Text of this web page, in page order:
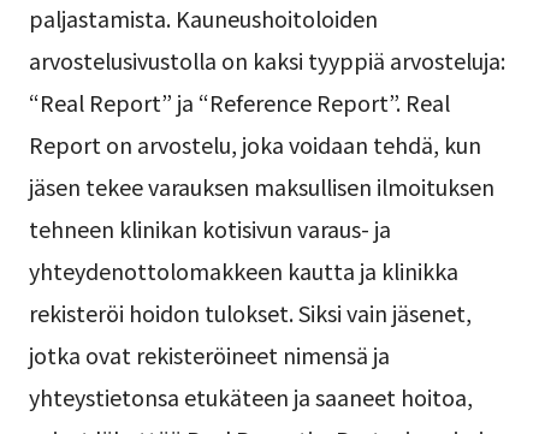
paljastamista. Kauneushoitoloiden
arvostelusivustolla on kaksi tyyppiä arvosteluja:
“Real Report” ja “Reference Report”. Real
Report on arvostelu, joka voidaan tehdä, kun
jäsen tekee varauksen maksullisen ilmoituksen
tehneen klinikan kotisivun varaus- ja
yhteydenottolomakkeen kautta ja klinikka
rekisteröi hoidon tulokset. Siksi vain jäsenet,
jotka ovat rekisteröineet nimensä ja
yhteystietonsa etukäteen ja saaneet hoitoa,